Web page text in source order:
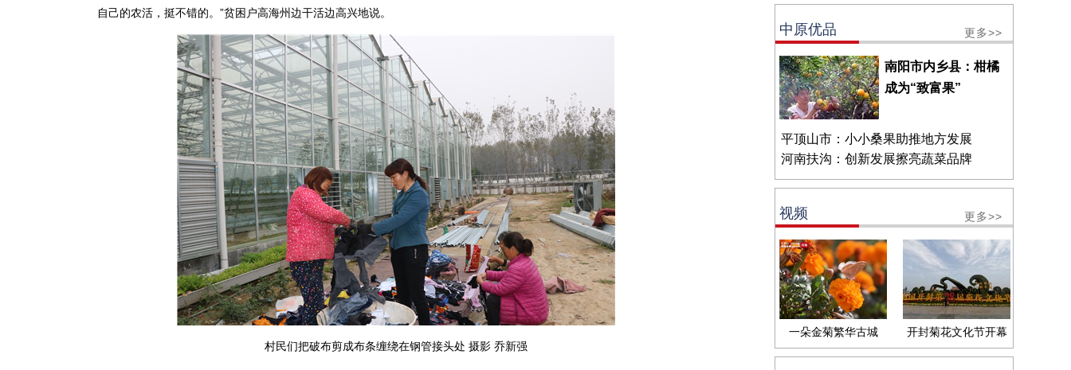
自己的农活，挺不错的。”贫困户高海州边干活边高兴地说。
村民们把破布剪成布条缠绕在钢管接头处 摄影 乔新强
中原优品 更多>>
南阳市内乡县：柑橘
成为“致富果”
平顶山市：小小桑果助推地方发展
河南扶沟：创新发展擦亮蔬菜品牌
视频 更多>>
一朵金菊繁华古城 开封菊花文化节开幕